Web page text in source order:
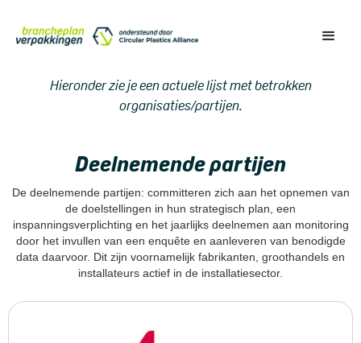
Hieronder zie je een actuele lijst met betrokken
organisaties/partijen.
Deelnemende partijen
De deelnemende partijen: committeren zich aan het opnemen van
de doelstellingen in hun strategisch plan, een
inspanningsverplichting en het jaarlijks deelnemen aan monitoring
door het invullen van een enquête en aanleveren van benodigde
data daarvoor. Dit zijn voornamelijk fabrikanten, groothandels en
installateurs actief in de installatiesector.​